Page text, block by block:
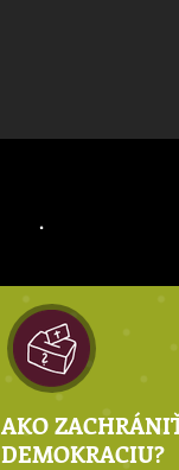
AKO
DEMOKRACIU?